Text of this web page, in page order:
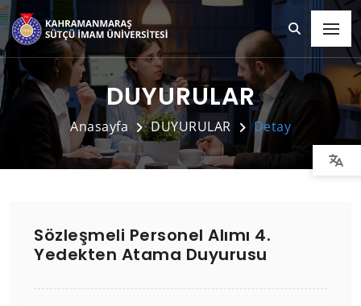
DUYURULAR
Anasayfa DUYURULAR Detay
Sözleşmeli Personel Alımı 4.
Yedekten Atama Duyurusu